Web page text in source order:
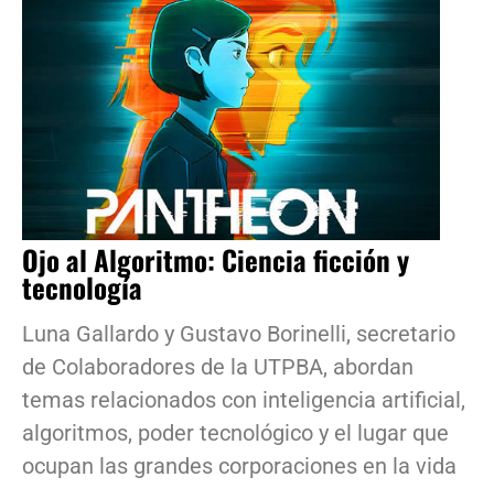
Ojo al Algoritmo: Ciencia ficción y
tecnología
Luna Gallardo y Gustavo Borinelli, secretario
de Colaboradores de la UTPBA, abordan
temas relacionados con inteligencia artificial,
algoritmos, poder tecnológico y el lugar que
ocupan las grandes corporaciones en la vida